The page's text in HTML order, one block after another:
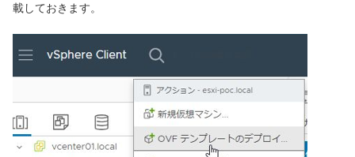
載しておきます。